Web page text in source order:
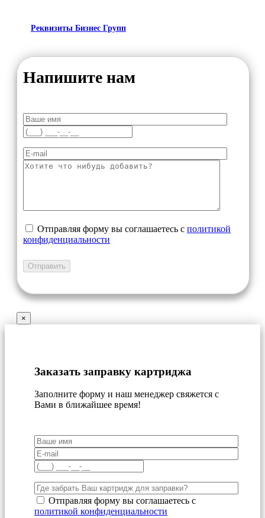
Реквизиты Бизнес Групп
Напишите нам
Отправляя форму вы соглашаетесь с политикой
конфиденциальности
×
Заказать заправку картриджа
Заполните форму и наш менеджер свяжется с
Вами в ближайшее время!
Отправляя форму вы соглашаетесь с
политикой конфиденциальности